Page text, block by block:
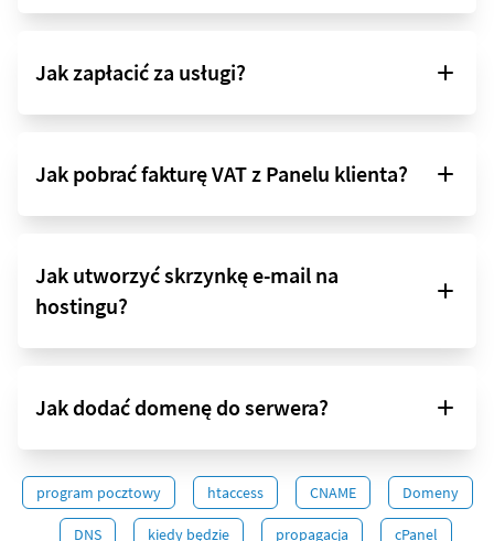
Jak zapłacić za usługi?
Jak pobrać fakturę VAT z Panelu klienta?
Jak utworzyć skrzynkę e-mail na
hostingu?
Jak dodać domenę do serwera?
program pocztowy htaccess CNAME Domeny
DNS kiedy będzie propagacja cPanel